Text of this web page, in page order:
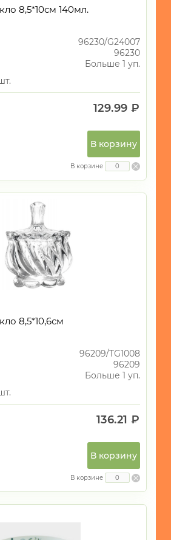
8,5*10см 140мл.
96230/G24007
96230
Больше 1 уп.
129.99 ₽
В корзину
В корзине
8,5*10,6см
96209/TG1008
96209
Больше 1 уп.
136.21 ₽
В корзину
В корзине